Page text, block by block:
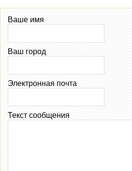
Ваше имя
Ваш город
Электронная почта
Текст сообщения